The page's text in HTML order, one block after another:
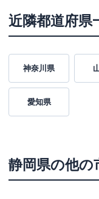
近隣都道府県
神奈川県
愛知県
静岡県の他の